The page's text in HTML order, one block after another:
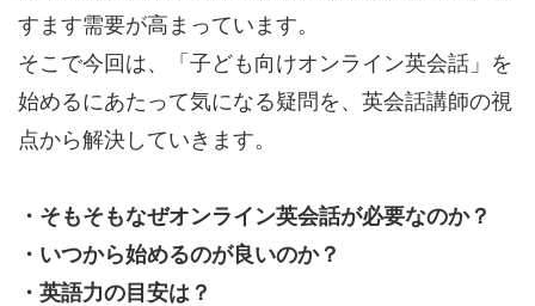
すます需要が高まっています。
そこで今回は、「子ども向けオンライン英会話」を
始めるにあたって気になる疑問を、英会話講師の視
点から解決していきます。
・そもそもなぜオンライン英会話が必要なのか？
・いつから始めるのが良いのか？
・英語力の目安は？